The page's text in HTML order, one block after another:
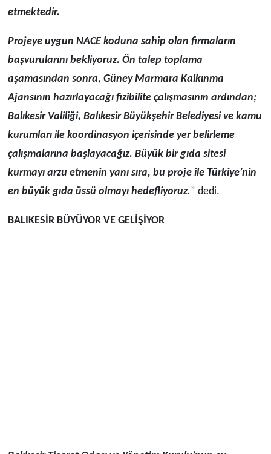
etmektedir.
Projeye uygun NACE koduna sahip olan firmaların
başvurularını bekliyoruz. Ön talep toplama
aşamasından sonra, Güney Marmara Kalkınma
Ajansının hazırlayacağı fizibilite çalışmasının ardından;
Balıkesir Valiliği, Balıkesir Büyükşehir Belediyesi ve kamu
kurumları ile koordinasyon içerisinde yer belirleme
çalışmalarına başlayacağız. Büyük bir gıda sitesi
kurmayı arzu etmenin yanı sıra, bu proje ile Türkiye’nin
en büyük gıda üssü olmayı hedefliyoruz.” dedi.
BALIKESİR BÜYÜYOR VE GELİŞİYOR